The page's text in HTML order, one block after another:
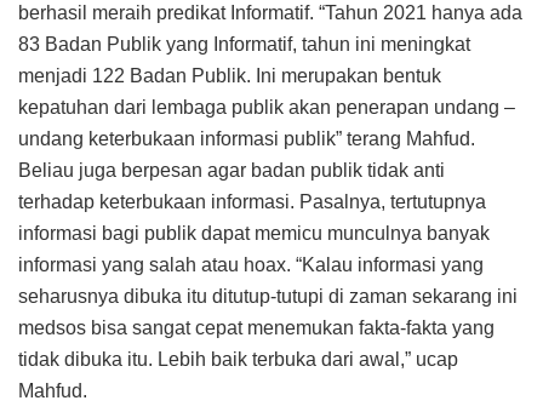
berhasil meraih predikat Informatif. “Tahun 2021 hanya ada
83 Badan Publik yang Informatif, tahun ini meningkat
menjadi 122 Badan Publik. Ini merupakan bentuk
kepatuhan dari lembaga publik akan penerapan undang –
undang keterbukaan informasi publik” terang Mahfud.
Beliau juga berpesan agar badan publik tidak anti
terhadap keterbukaan informasi. Pasalnya, tertutupnya
informasi bagi publik dapat memicu munculnya banyak
informasi yang salah atau hoax. “Kalau informasi yang
seharusnya dibuka itu ditutup-tutupi di zaman sekarang ini
medsos bisa sangat cepat menemukan fakta-fakta yang
tidak dibuka itu. Lebih baik terbuka dari awal,” ucap
Mahfud.